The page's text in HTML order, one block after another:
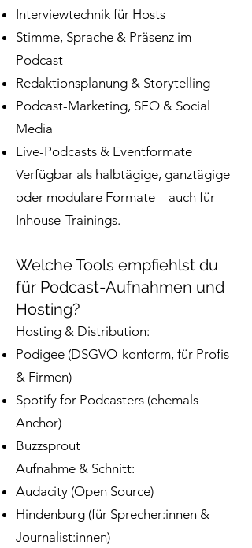
Interviewtechnik für Hosts
Stimme, Sprache & Präsenz im
Podcast
Redaktionsplanung & Storytelling
Podcast-Marketing, SEO & Social
Media
Live-Podcasts & Eventformate
Verfügbar als halbtägige, ganztägige
oder modulare Formate – auch für
Inhouse-Trainings.
Welche Tools empfiehlst du
für Podcast-Aufnahmen und
Hosting?
Hosting & Distribution:
Podigee (DSGVO-konform, für Profis
& Firmen)
Spotify for Podcasters (ehemals
Anchor)
Buzzsprout
Aufnahme & Schnitt:
Audacity (Open Source)
Hindenburg (für Sprecher:innen &
Journalist:innen)